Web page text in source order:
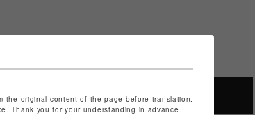
SHOP TOP
the original content of the page before translation.
Thank you for your understanding in advance.